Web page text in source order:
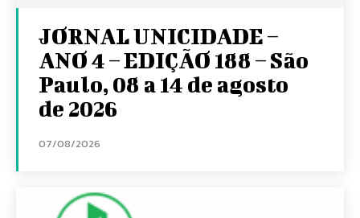
JORNAL UNICIDADE –
ANO 4 – EDIÇÃO 188 – São
Paulo, 08 a 14 de agosto
de 2026
07/08/2026